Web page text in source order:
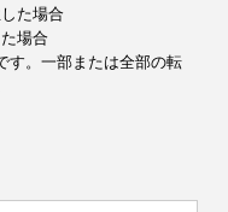
た場合
場合
す。一部または全部の転